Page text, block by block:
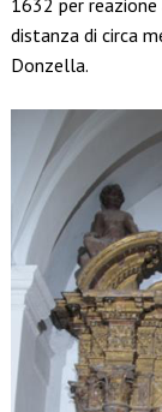
1632 per
distanza di circa
Donzella.